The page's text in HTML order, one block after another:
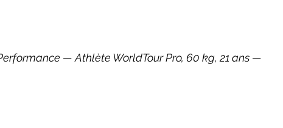
— Athlète WorldTour Pro, 60 kg, 21 ans —